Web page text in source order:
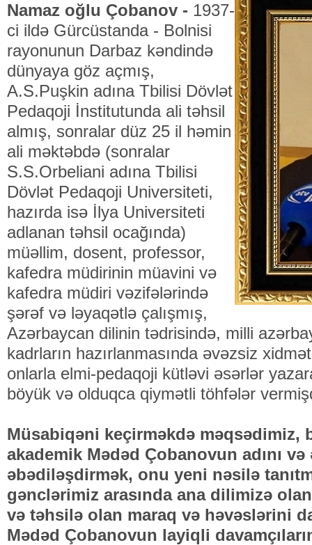
Namaz oğlu Çobanov - 1937-
ci ildə Gürcüstanda - Bolnisi
rayonunun Darbaz kəndində
dünyaya göz açmış,
A.S.Puşkin adına Tbilisi Dövlət
Pedaqoji İnstitutunda ali təhsil
almış, sonralar düz 25 il həmin
ali məktəbdə (sonralar
S.S.Orbeliani adına Tbilisi
Dövlət Pedaqoji Universiteti,
hazırda isə İlya Universiteti
adlanan təhsil ocağında)
müəllim, dosent, professor,
kafedra müdirinin müavini və
kafedra müdiri vəzifələrində
şərəf və ləyaqətlə çalışmış,
Azərbaycan dilinin tədrisində, milli
kadrların hazırlanmasında əvəzsiz
onlarla elmi-pedaqoji kütləvi əsərlər
böyük və olduqca qiymətli töhfələr
Müsabiqəni keçirməkdə məqsədimiz,
akademik Mədəd Çobanovun adını
əbədiləşdirmək, onu yeni nəsilə
gənclərimiz arasında ana dilimizə
və təhsilə olan maraq və həvəslərini
Mədəd Çobanovun layiqli